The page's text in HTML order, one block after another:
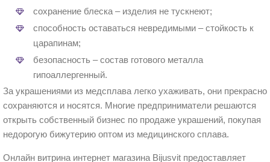
сохранение блеска – изделия не тускнеют;
способность оставаться невредимыми – стойкость к
царапинам;
безопасность – состав готового металла
гипоаллергенный.
За украшениями из медсплава легко ухаживать, они прекрасно
сохраняются и носятся. Многие предприниматели решаются
открыть собственный бизнес по продаже украшений, покупая
недорогую бижутерию оптом из медицинского сплава.
Онлайн витрина интернет магазина Bijusvit предоставляет